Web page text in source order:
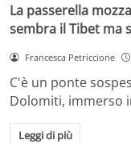
La passerella
sembra il Tibet ma
Francesca Petriccione
C'è un ponte
Dolomiti, immerso
Leggi di più